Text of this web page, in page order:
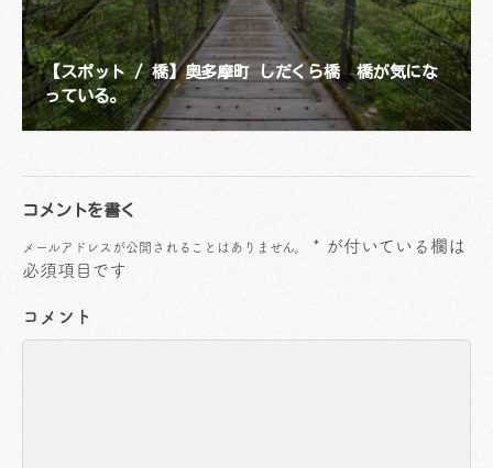
【スポット / 橋】奥多摩町 しだくら橋 橋が気にな
っている。
コメントを書く
メールアドレスが公開されることはありません。 * が付いている欄は
必須項目です
コメント